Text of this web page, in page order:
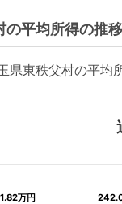
の平均所得の推移
県東秩父村の平均
万円
万円